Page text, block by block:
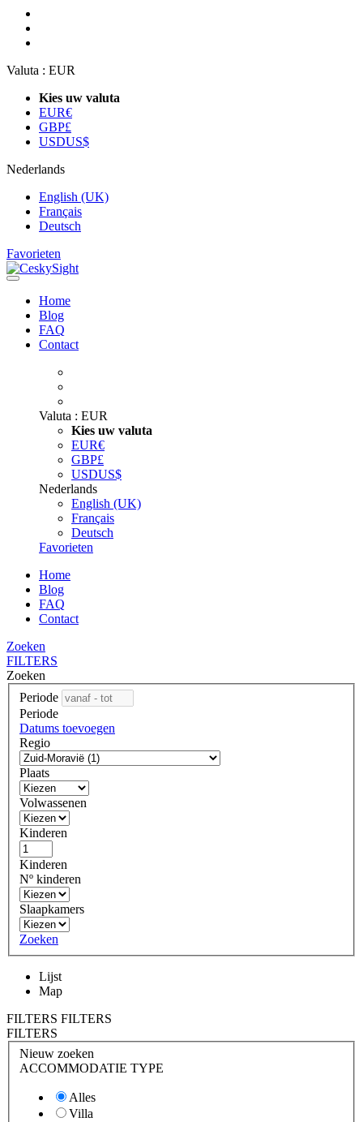
Valuta : EUR
Kies uw valuta
EUR€
GBP£
USDUS$
Nederlands
English (UK)
Français
Deutsch
Favorieten
Home
Blog
FAQ
Contact
Valuta : EUR
Kies uw valuta
EUR€
GBP£
USDUS$
Nederlands
English (UK)
Français
Deutsch
Favorieten
Home
Blog
FAQ
Contact
Zoeken
FILTERS
Zoeken
Periode
Periode
Datums toevoegen
Regio
Plaats
Volwassenen
Kinderen
Kinderen
Nº kinderen
Slaapkamers
Zoeken
Lijst
Map
FILTERS FILTERS
FILTERS
Nieuw zoeken
ACCOMMODATIE TYPE
Alles
Villa